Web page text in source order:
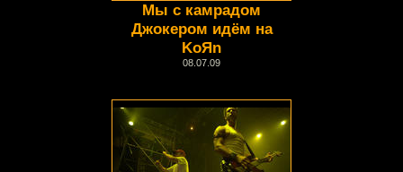
Мы с камрадом
Джокером идём на
KoЯn
08.07.09